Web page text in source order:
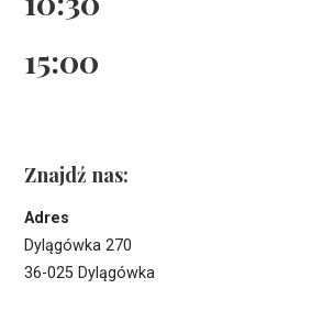
15:00
Znajdź nas:
Adres
Dylągówka 270
36-025 Dylągówka